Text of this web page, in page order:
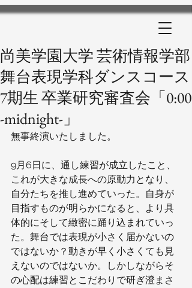
尚美学園大学 芸術情報学部
舞台表現学科ダンスコース
7期生 卒業研究審査会「0:00
-midnight-」
無事終演いたしました。
9月6日に、通し練習が成立したこと、
これが大きな成長への原動力となり、
自分たちを推し進めていった。自身が
目指すものが明らかになると、より具
体的にそして緻密に踊り込まれていっ
た。舞台では表現が小さく届かないの
ではないか？動きが早く小さくても見
えないのではないか。しかしながらそ
の心配は練習とこだわりで研ぎ澄まさ